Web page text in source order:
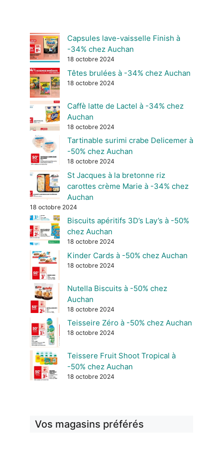
Capsules lave-vaisselle Finish à
-34% chez Auchan
18 octobre 2024
Têtes brulées à -34% chez Auchan
18 octobre 2024
Caffè latte de Lactel à -34% chez
Auchan
18 octobre 2024
Tartinable surimi crabe Delicemer à
-50% chez Auchan
18 octobre 2024
St Jacques à la bretonne riz
carottes crème Marie à -34% chez
Auchan
18 octobre 2024
Biscuits apéritifs 3D’s Lay’s à -50%
chez Auchan
18 octobre 2024
Kinder Cards à -50% chez Auchan
18 octobre 2024
Nutella Biscuits à -50% chez
Auchan
18 octobre 2024
Teisseire Zéro à -50% chez Auchan
18 octobre 2024
Teissere Fruit Shoot Tropical à
-50% chez Auchan
18 octobre 2024
Vos magasins préférés